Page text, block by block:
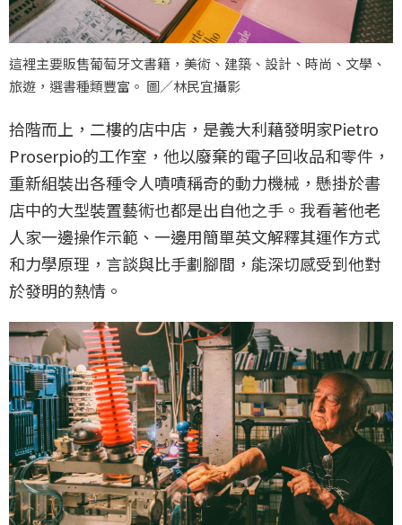
這裡主要販售葡萄牙文書籍，美術、建築、設計、時尚、文學、
旅遊，選書種類豐富。 圖／林民宜攝影
拾階而上，二樓的店中店，是義大利藉發明家Pietro
Proserpio的工作室，他以廢棄的電子回收品和零件，
重新組裝出各種令人嘖嘖稱奇的動力機械，懸掛於書
店中的大型裝置藝術也都是出自他之手。我看著他老
人家一邊操作示範、一邊用簡單英文解釋其運作方式
和力學原理，言談與比手劃腳間，能深切感受到他對
於發明的熱情。